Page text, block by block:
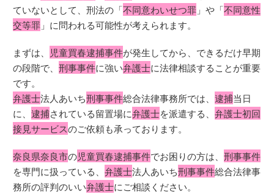
ていないとして、刑法の「不同意わいせつ罪 」や「不同意性
交等罪 」に問われる可能性が考えられます。
まずは、 児童買春逮捕事件が発生してから、できるだけ早期
の段階で、刑事事件に強い弁護士に法律相談することが重要
です。
弁護士法人あいち刑事事件総合法律事務所では、逮捕当日
に、逮捕されている留置場に弁護士を派遣する、弁護士初回
接見サービスのご依頼も承っております。
奈良県奈良市の児童買春逮捕事件でお困りの方は、刑事事件
を専門に扱っている、弁護士法人あいち刑事事件総合法律事
務所の評判のいい弁護士にご相談ください。